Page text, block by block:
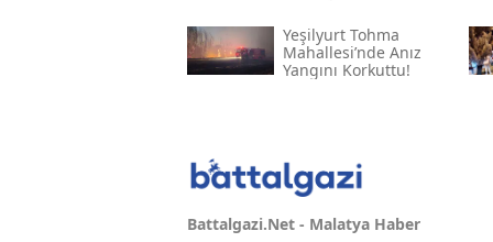
Yeşilyurt Tohma
Mahallesi’nde Anız
Yangını Korkuttu!
Battalgazi.Net - Malatya Haber